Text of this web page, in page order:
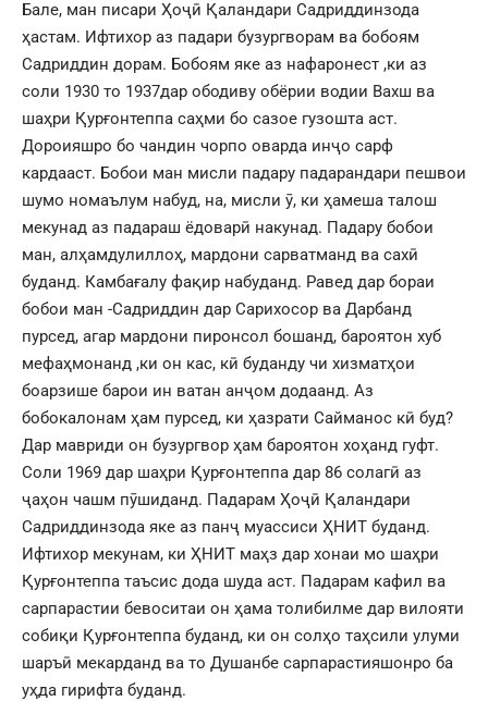
Бале, ман писари Ҳоҷӣ Қаландари Садриддинзода
ҳастам. Ифтихор аз падари бузургворам ва бобоям
Садриддин дорам. Бобоям яке аз нафаронест ,ки аз
соли 1930 то 1937дар ободиву обёрии водии Вахш ва
шаҳри Қурғонтеппа саҳми бо сазое гузошта аст.
Дороияшро бо чандин чорпо оварда инҷо сарф
кардааст. Бобои ман мисли падару падарандари пешвои
шумо номаълум набуд, на, мисли ӯ, ки ҳамеша талош
мекунад аз падараш ёдоварӣ накунад. Падару бобои
ман, алҳамдулиллоҳ, мардони сарватманд ва сахӣ
буданд. Камбағалу фақир набуданд. Равед дар бораи
бобои ман -Садриддин дар Сарихосор ва Дарбанд
пурсед, агар мардони пиронсол бошанд, бароятон хуб
мефаҳмонанд ,ки он кас, кӣ буданду чи хизматҳои
боарзише барои ин ватан анҷом додаанд. Аз
бобокалонам ҳам пурсед, ки ҳазрати Сайманос кӣ буд?
Дар мавриди он бузургвор ҳам бароятон хоҳанд гуфт.
Соли 1969 дар шаҳри Қурғонтеппа дар 86 солагӣ аз
ҷаҳон чашм пӯшиданд. Падарам Ҳоҷӣ Қаландари
Садриддинзода яке аз панҷ муассиси ҲНИТ буданд.
Ифтихор мекунам, ки ҲНИТ маҳз дар хонаи мо шаҳри
Қурғонтеппа таъсис дода шуда аст. Падарам кафил ва
сарпарастии бевоситаи он ҳама толибилме дар вилояти
собиқи Қурғонтеппа буданд, ки он солҳо таҳсили улуми
шаръӣ мекарданд ва то Душанбе сарпарастияшонро ба
уҳда гирифта буданд.